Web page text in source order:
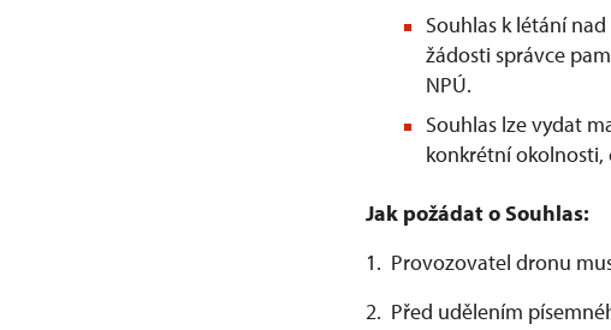
Souhlas k létání
žádosti správce
NPÚ.
Souhlas lze vydat
konkrétní okolnosti,
Jak požádat o Souhlas:
1. Provozovatel dronu
2. Před udělením